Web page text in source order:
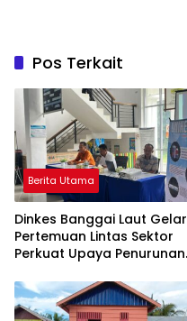
Pos Terkait
Berita Utama
Dinkes Banggai Laut Gelar
Pertemuan Lintas Sektor
Perkuat Upaya Penurunan